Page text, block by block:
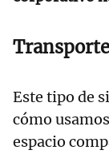
Este tipo de
cómo
espacio